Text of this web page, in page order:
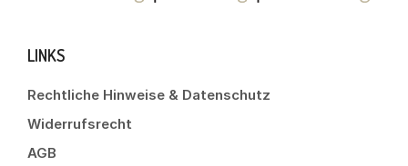
LINKS
Rechtliche Hinweise & Datenschutz
Widerrufsrecht
AGB